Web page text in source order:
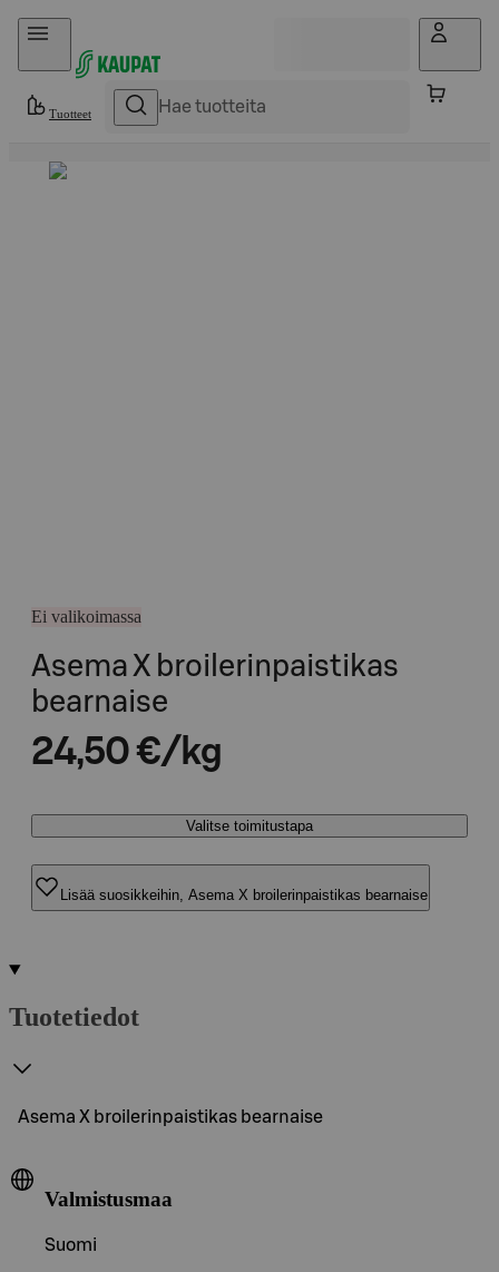
Hyppää sisältöön
Tuotteet
Ei valikoimassa
Asema X broilerinpaistikas
bearnaise
24,50 €/kg
Valitse toimitustapa
Lisää suosikkeihin, Asema X broilerinpaistikas bearnaise
Tuotetiedot
Asema X broilerinpaistikas bearnaise
Valmistusmaa
Suomi